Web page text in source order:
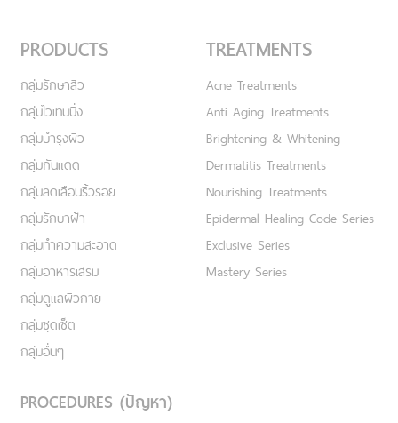
PRODUCTS
กลุ่มรักษาสิว
กลุ่มไวเทนนิ่ง
กลุ่มบำรุงผิว
กลุ่มกันแดด
กลุ่มลดเลือนริ้วรอย
กลุ่มรักษาฝ้า
กลุ่มทำความสะอาด
กลุ่มอาหารเสริม
กลุ่มดูแลผิวกาย
กลุ่มชุดเซ็ต
กลุ่มอื่นๆ
TREATMENTS
Acne Treatments
Anti Aging Treatments
Brightening & Whitening
Dermatitis Treatments
Nourishing Treatments
Epidermal Healing Code Series
Exclusive Series
Mastery Series
PROCEDURES (ปัญหา)